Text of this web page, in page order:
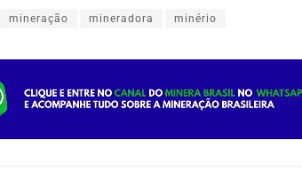
mineração mineradora minério